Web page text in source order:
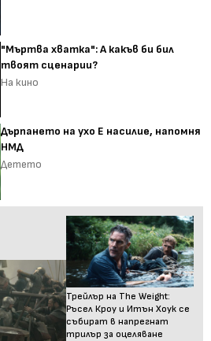
"Мъртва хватка": А какъв би бил
твоят сценарии?
На кино
Дърпането на ухо Е насилие, напомня
НМД
Детето
Трейлър на The Weight:
Ръсел Кроу и Итън Хоук се
събират в напрегнат
трилър за оцеляване